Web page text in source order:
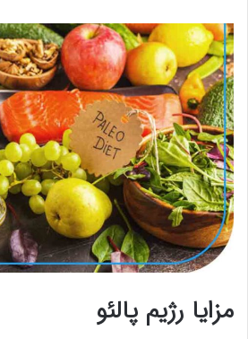
مزایا رژیم پالئو